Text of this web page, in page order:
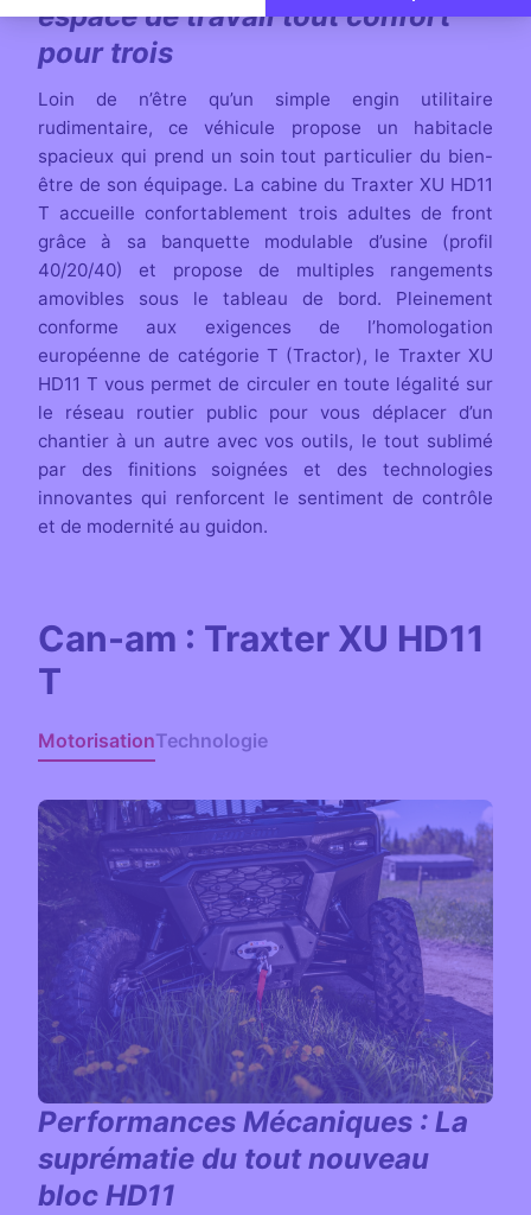
espace de travail tout confort
pour trois
Loin de n’être qu’un simple engin utilitaire
rudimentaire, ce véhicule propose un habitacle
spacieux qui prend un soin tout particulier du bien-
être de son équipage. La cabine du Traxter XU HD11
T accueille confortablement trois adultes de front
grâce à sa banquette modulable d’usine (profil
40/20/40) et propose de multiples rangements
amovibles sous le tableau de bord. Pleinement
conforme aux exigences de l’homologation
européenne de catégorie T (Tractor), le Traxter XU
HD11 T vous permet de circuler en toute légalité sur
le réseau routier public pour vous déplacer d’un
chantier à un autre avec vos outils, le tout sublimé
par des finitions soignées et des technologies
innovantes qui renforcent le sentiment de contrôle
et de modernité au guidon.
Can-am : Traxter XU HD11
T
MotorisationTechnologie
Performances Mécaniques : La
suprématie du tout nouveau
bloc HD11